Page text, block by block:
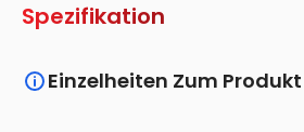
Spezifikation
Einzelheiten Zum Produkt